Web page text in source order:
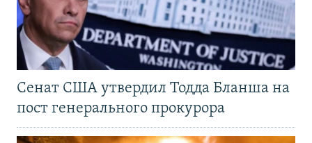
Сенат США утвердил Тодда Бланша на
пост генерального прокурора